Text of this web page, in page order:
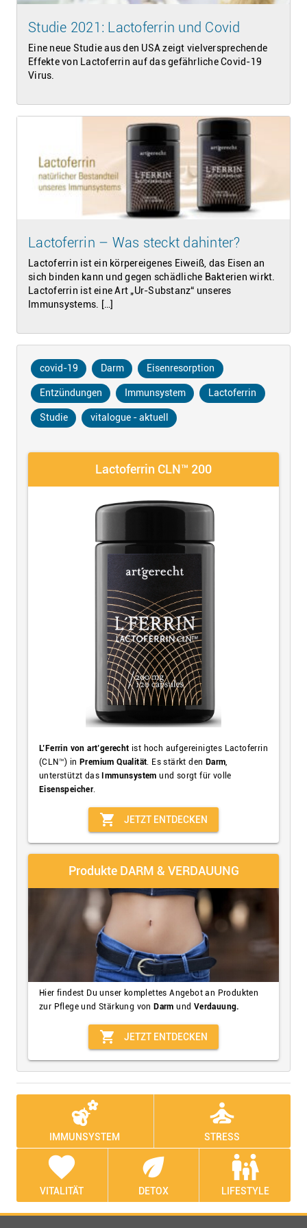
Studie 2021: Lactoferrin und Covid
Eine neue Studie aus den USA zeigt vielversprechende
Effekte von Lactoferrin auf das gefährliche Covid-19
Virus.
Lactoferrin – Was steckt dahinter?
Lactoferrin ist ein körpereigenes Eiweiß, das Eisen an
sich binden kann und gegen schädliche Bakterien wirkt.
Lactoferrin ist eine Art „Ur-Substanz“ unseres
Immunsystems. […]
covid-19 Darm Eisenresorption
Entzündungen Immunsystem Lactoferrin
Studie vitalogue - aktuell
Lactoferrin CLN™ 200
L’Ferrin von art’gerecht ist hoch aufgereinigtes Lactoferrin
(CLN™) in Premium Qualität . Es stärkt den Darm
unterstützt dasImmunsystem und sorgt für volle
Eisenspeicher.
shopping_cart JETZT ENTDECKEN
Produkte DARM & VERDAUUNG
Hier findest Du unser komplettes Angebot an Produkten
zur Pflege und Stärkung von Darmund Verdauung.
shopping_cart JETZT ENTDECKEN
emoji_nature
IMMUNSYSTEM
self_improvement
STRESS
favorite
VITALITÄT
eco
DETOX
family_restroom
LIFESTYLE